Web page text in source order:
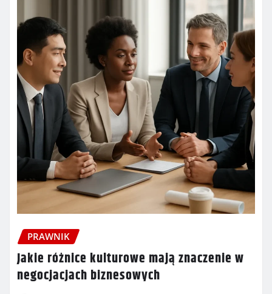
PRAWNIK
Jakie różnice kulturowe mają znaczenie w
negocjacjach biznesowych